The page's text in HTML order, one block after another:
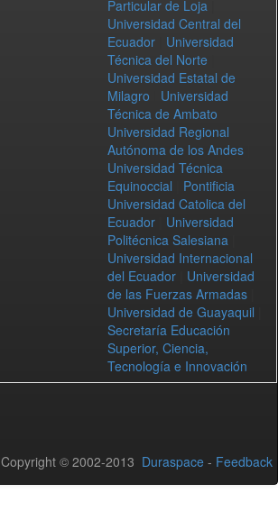
Particular de Loja
Universidad Central del
Ecuador
Universidad
Técnica del Norte
Universidad Estatal de
Milagro
Universidad
Técnica de Ambato
Universidad Regional
Autónoma de los Andes
Universidad Técnica
Equinoccial
Pontificia
Universidad Catolica del
Ecuador
Universidad
Politécnica Salesiana
Universidad Internacional
del Ecuador
Universidad
de las Fuerzas Armadas
Universidad de Guayaquil
Secretaría Educación
Superior, Ciencia,
Tecnología e Innovación
Copyright © 2002-2013 Duraspace - Feedback